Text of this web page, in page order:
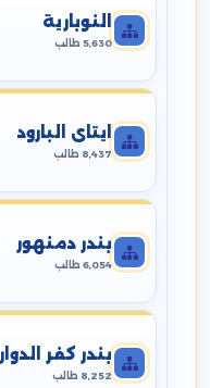
النوبارية
5,630 طالب
ايتاى البارود
8,437 طالب
بندر دمنهور
6,054 طالب
بندر كفر الدوار
8,252 طالب